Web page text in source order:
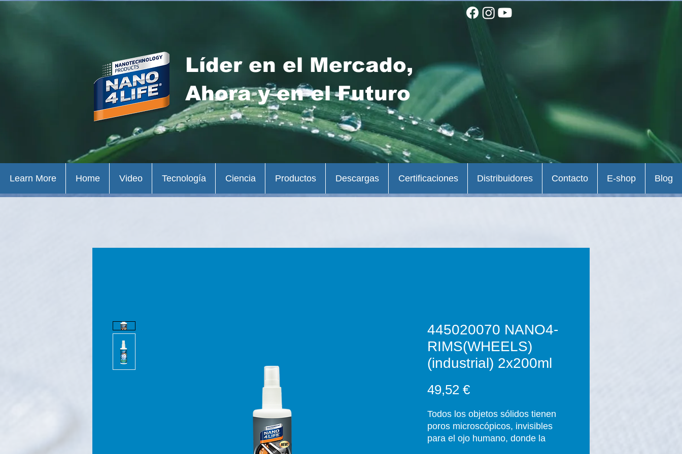
Líder en el Mercado,
Ahora y en el Futuro
445020070 NANO4-
RIMS(WHEELS)
(industrial) 2x200ml
49,52 €Precio
Todos los objetos sólidos tienen
poros microscópicos, invisibles
para el ojo humano, donde la
Learn More Home Video Tecnología Ciencia Productos Descargas Certificaciones Distribuidores Contacto E-shop Blog